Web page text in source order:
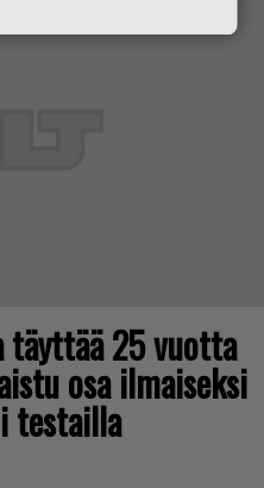
täyttää 25 vuotta
osa ilmaiseksi
testailla